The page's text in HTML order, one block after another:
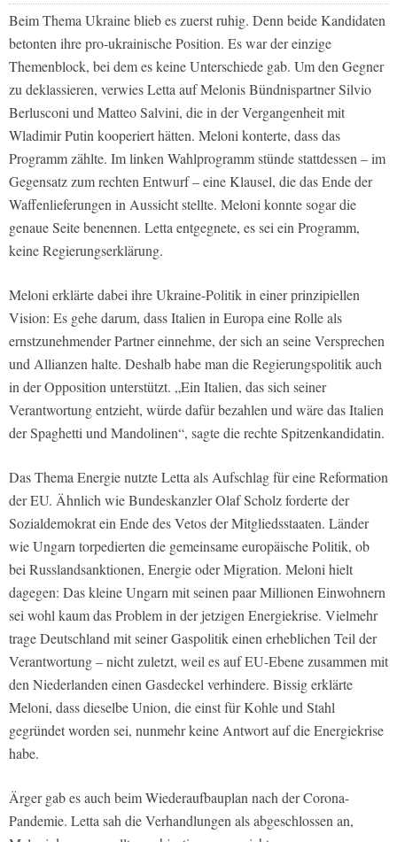
Beim Thema Ukraine blieb es zuerst ruhig. Denn beide Kandidaten
betonten ihre pro-ukrainische Position. Es war der einzige
Themenblock, bei dem es keine Unterschiede gab. Um den Gegner
zu deklassieren, verwies Letta auf Melonis Bündnispartner Silvio
Berlusconi und Matteo Salvini, die in der Vergangenheit mit
Wladimir Putin kooperiert hätten. Meloni konterte, dass das
Programm zählte. Im linken Wahlprogramm stünde stattdessen – im
Gegensatz zum rechten Entwurf – eine Klausel, die das Ende der
Waffenlieferungen in Aussicht stellte. Meloni konnte sogar die
genaue Seite benennen. Letta entgegnete, es sei ein Programm,
keine Regierungserklärung.
Meloni erklärte dabei ihre Ukraine-Politik in einer prinzipiellen
Vision: Es gehe darum, dass Italien in Europa eine Rolle als
ernstzunehmender Partner einnehme, der sich an seine Versprechen
und Allianzen halte. Deshalb habe man die Regierungspolitik auch
in der Opposition unterstützt. „Ein Italien, das sich seiner
Verantwortung entzieht, würde dafür bezahlen und wäre das Italien
der Spaghetti und Mandolinen“, sagte die rechte Spitzenkandidatin.
Das Thema Energie nutzte Letta als Aufschlag für eine Reformation
der EU. Ähnlich wie Bundeskanzler Olaf Scholz forderte der
Sozialdemokrat ein Ende des Vetos der Mitgliedsstaaten. Länder
wie Ungarn torpedierten die gemeinsame europäische Politik, ob
bei Russlandsanktionen, Energie oder Migration. Meloni hielt
dagegen: Das kleine Ungarn mit seinen paar Millionen Einwohnern
sei wohl kaum das Problem in der jetzigen Energiekrise. Vielmehr
trage Deutschland mit seiner Gaspolitik einen erheblichen Teil der
Verantwortung – nicht zuletzt, weil es auf EU-Ebene zusammen mit
den Niederlanden einen Gasdeckel verhindere. Bissig erklärte
Meloni, dass dieselbe Union, die einst für Kohle und Stahl
gegründet worden sei, nunmehr keine Antwort auf die Energiekrise
habe.
Ärger gab es auch beim Wiederaufbauplan nach der Corona-
Pandemie. Letta sah die Verhandlungen als abgeschlossen an,